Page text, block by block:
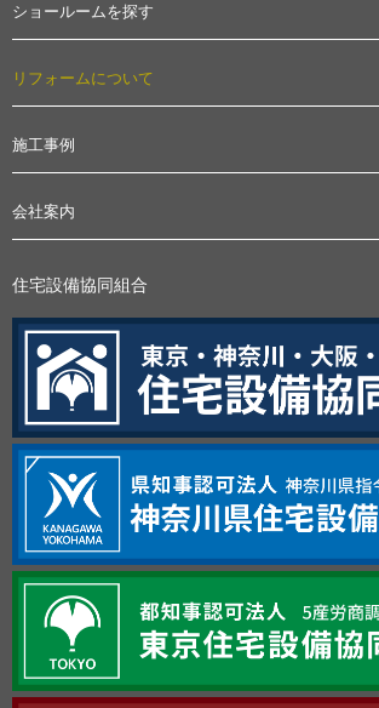
ショールームを探す
リフォームについて
施工事例
会社案内
住宅設備協同組合